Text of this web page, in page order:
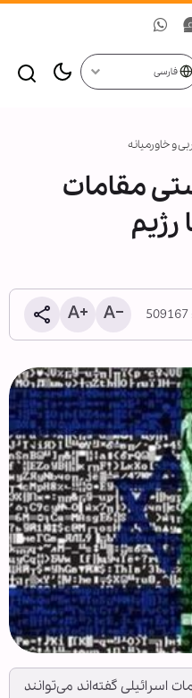
فارسی
و خاورمیانه
مقامات
رژیم
اسرائیلی گفته‌اند می‌توانند